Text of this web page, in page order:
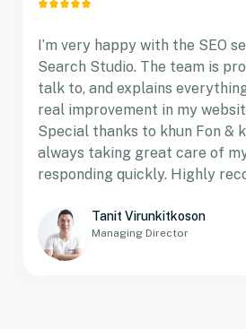
I’m very happy with the SEO
Search Studio. The team is
talk to, and explains
real improvement in my
Special thanks to khun Fon &
always taking great care of
responding quickly. Highly
Tanit Virunkitkoson
Managing Director